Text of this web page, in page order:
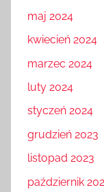
maj 2024
kwiecień 2024
marzec 2024
luty 2024
styczeń 2024
grudzień 2023
listopad 2023
październik